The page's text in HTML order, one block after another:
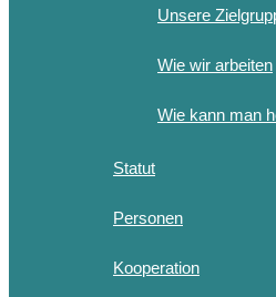
Unsere
Wie wir arbeiten
Wie kann man
Statut
Personen
Kooperation